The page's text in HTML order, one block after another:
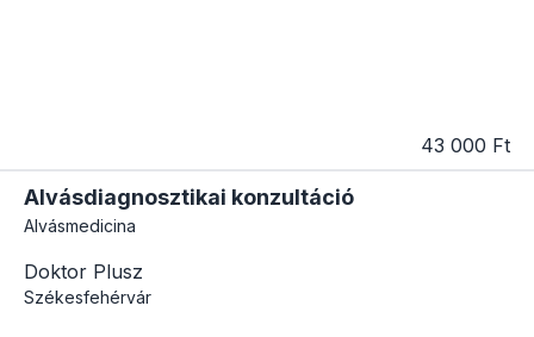
43 000 Ft
Alvásdiagnosztikai konzultáció
Alvásmedicina
Doktor Plusz
Székesfehérvár